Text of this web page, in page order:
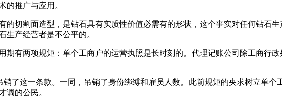
的推广与应用。
切割面造型，是钻石具有实质性价值必需有的形状，这个事实对任何钻石
生产经营者是不公平的。
有两项规矩：单个工商户的运营执照是长时刻的。代理记账公司除工商行
了这一条款。一同，吊销了身份绑缚和雇员人数。此前规矩的央求树立单个
调的公民。